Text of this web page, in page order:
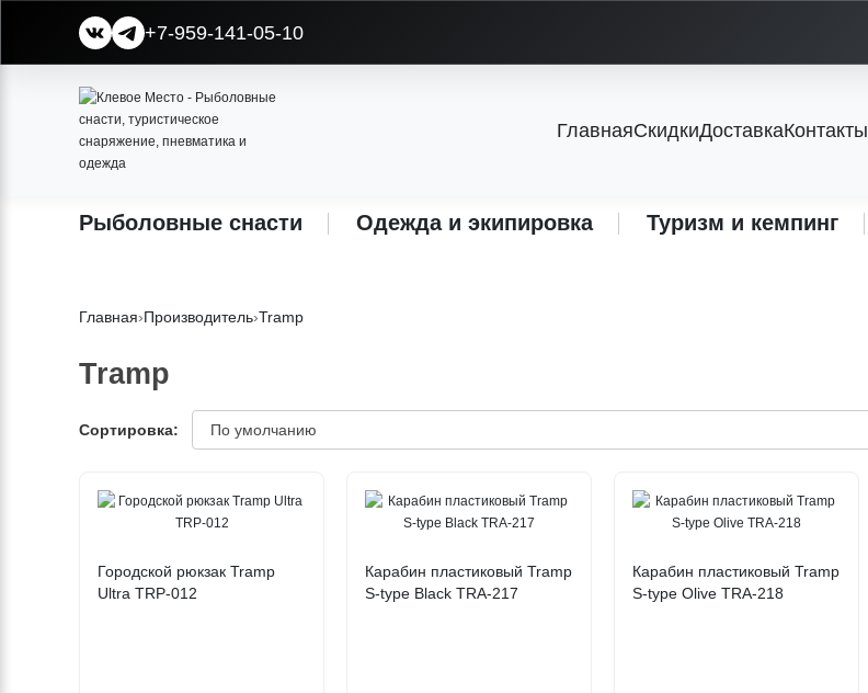
+7-959-141-05-10
ГлавнаяСкидкиДоставкаКонтакты
Рыболовные снасти Одежда и экипировка Туризм и кемпинг
Главная›Производитель›Tramp
Tramp
Сортировка:
Городской рюкзак Tramp
Ultra TRP-012
Карабин пластиковый Tramp
S-type Black TRA-217
Карабин пластиковый Tramp
S-type Olive TRA-218